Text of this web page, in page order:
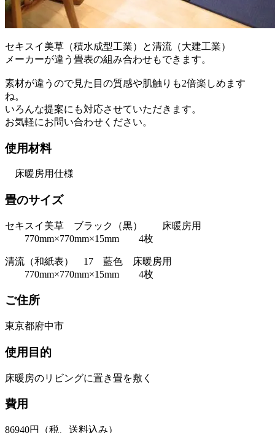
セキスイ美草（積水成型工業）と清流（大建工業）
メーカーが違う畳表の組み合わせもできます。
素材が違うので見た目の質感や肌触りも2倍楽しめます
ね。
いろんな提案にも対応させていただきます。
お気軽にお問い合わせください。
使用材料
床暖房用仕様
畳のサイズ
セキスイ美草 ブラック（黒） 床暖房用
770mm×770mm×15mm 4枚
清流（和紙表） 17 藍色 床暖房用
770mm×770mm×15mm 4枚
ご住所
東京都府中市
使用目的
床暖房のリビングに置き畳を敷く
費用
86940円（税、送料込み）